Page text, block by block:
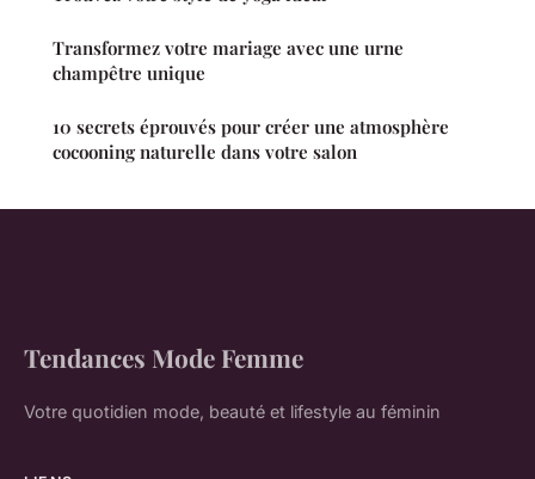
Transformez votre mariage avec une urne
champêtre unique
10 secrets éprouvés pour créer une atmosphère
cocooning naturelle dans votre salon
Tendances Mode Femme
Votre quotidien mode, beauté et lifestyle au féminin